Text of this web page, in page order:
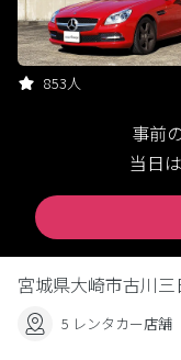
853人
事前
当日
宮城県大崎市古川
5 レンタカー店舗